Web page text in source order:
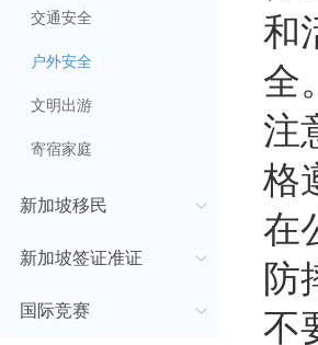
交通安全
户外安全
文明出游
寄宿家庭
新加坡移民
新加坡签证准证
国际竞赛
和
全。
注
格
在
防
不